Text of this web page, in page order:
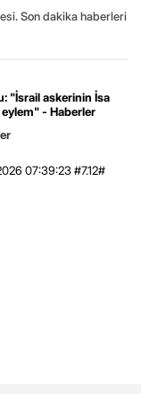
Son dakika haberleri
"İsrail askerinin İsa
- Haberler
07:39:23 #7.12#